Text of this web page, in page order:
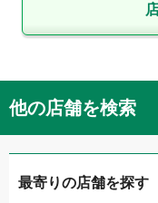
他の店舗を検索
最寄りの店舗を探す